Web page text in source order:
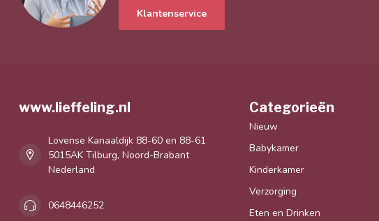
Klantenservice
www.lieffeling.nl
Lovense Kanaaldijk 88-60 en 88-61
5015AK Tilburg, Noord-Brabant
Nederland
0648446252
Categorieën
Nieuw
Babykamer
Kinderkamer
Verzorging
Eten en Drinken